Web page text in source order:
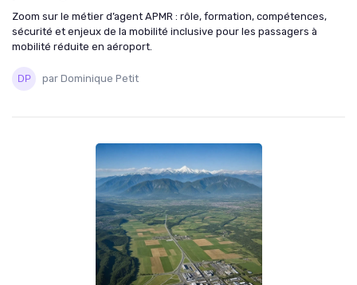
Zoom sur le métier d’agent APMR : rôle, formation, compétences,
sécurité et enjeux de la mobilité inclusive pour les passagers à
mobilité réduite en aéroport.
par Dominique Petit